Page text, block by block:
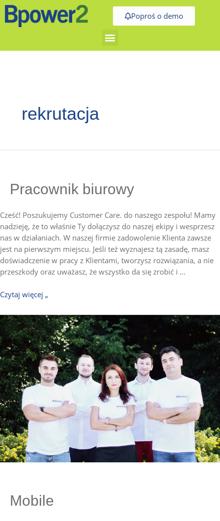
Skip
content
Poproś o demo
rekrutacja
Pracownik biurowy
Cześć! Poszukujemy Customer Care. do naszego zespołu! Mamy
nadzieję, że to właśnie Ty dołączysz do naszej ekipy i wesprzesz
nas w działaniach. W naszej firmie zadowolenie Klienta zawsze
jest na pierwszym miejscu. Jeśli też wyznajesz tą zasadę, masz
doświadczenie w pracy z Klientami, tworzysz rozwiązania, a nie
przeszkody oraz uważasz, że wszystko da się zrobić i …
Czytaj więcej „
Mobile
Mobile